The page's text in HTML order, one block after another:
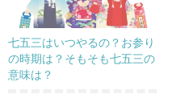
七五三はいつやるの？お参り
の時期は？そもそも七五三の
意味は？